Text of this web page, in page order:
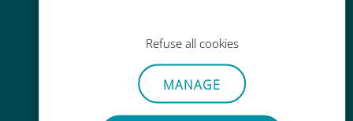
Refuse all cookies
MANAGE
Sin esfuerzo